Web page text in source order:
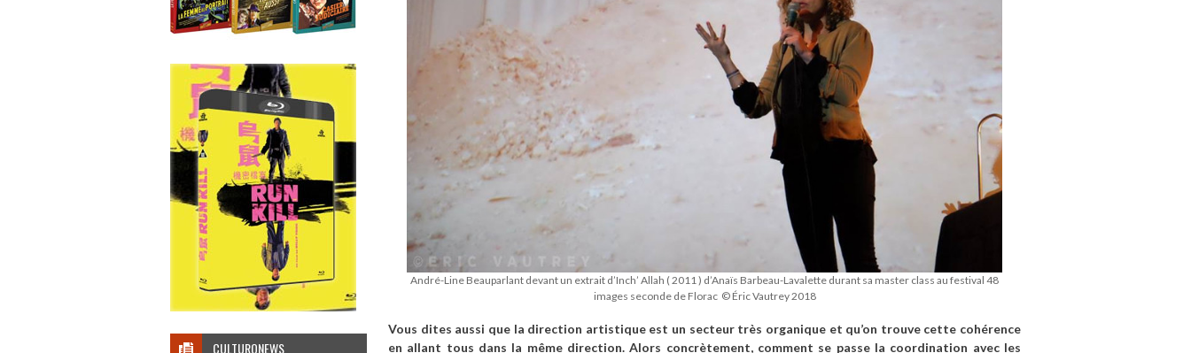
André-Line Beauparlant devant un extrait d’Inch’ Allah ( 2011 ) d’Anaïs Barbeau-Lavalette durant sa master class au festival 48
images seconde de Florac © Éric Vautrey 2018
Vous dites aussi que la direction artistique est un secteur très organique et qu’on trouve cette cohérence
en allant tous dans la même direction. Alors concrètement, comment se passe la coordination avec les
CULTURONEWS